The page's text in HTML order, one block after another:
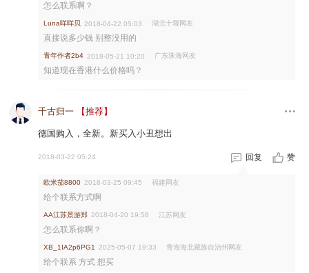
怎么联系啊？
Luna咩咩贝 2018-04-22 05:03 湖北十堰网友
直接说多少钱 别整没用的
青年作者2b4 2018-05-21 10:20 广东珠海网友
知道现在香港什么价格吗？
千古归一 【推荐】
德国购入，全新。新买入小丑想出
2018-03-22 05:24 回复 赞
欧米茄8800 2018-03-25 09:45 福建网友
给个联系方式啊
AA江苏景游郑 2018-04-20 19:58 江苏网友
怎么联系你啊？
XB_1IA2p6PG1 2025-05-07 19:33 青海海北藏族自治州网友
给个联系 方式 想买